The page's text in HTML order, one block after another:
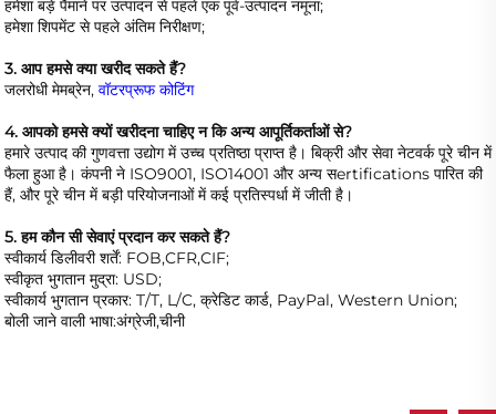
हमेशा बड़े पैमाने पर उत्पादन से पहले एक पूर्व-उत्पादन नमूना;
हमेशा शिपमेंट से पहले अंतिम निरीक्षण;
3. आप हमसे क्या खरीद सकते हैं?
जलरोधी मेमब्रेन, वॉटरप्रूफ कोटिंग
4. आपको हमसे क्यों खरीदना चाहिए न कि अन्य आपूर्तिकर्ताओं से?
हमारे उत्पाद की गुणवत्ता उद्योग में उच्च प्रतिष्ठा प्राप्त है। बिक्री और सेवा नेटवर्क पूरे चीन में
फैला हुआ है। कंपनी ने ISO9001, ISO14001 और अन्य सertifications पारित की
हैं, और पूरे चीन में बड़ी परियोजनाओं में कई प्रतिस्पर्धा में जीती है।
5. हम कौन सी सेवाएं प्रदान कर सकते हैं?
स्वीकार्य डिलीवरी शर्तें: FOB,CFR,CIF;
स्वीकृत भुगतान मुद्रा: USD;
स्वीकार्य भुगतान प्रकार: T/T, L/C, क्रेडिट कार्ड, PayPal, Western Union;
बोली जाने वाली भाषा:अंग्रेजी,चीनी